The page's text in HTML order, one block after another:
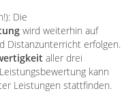
Die
wird weiterhin auf
Distanzunterricht erfolgen.
aller drei
kann
Leistungen stattfinden.